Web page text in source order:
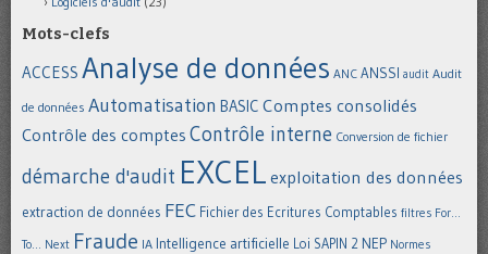
Mots-clefs
ACCESS Analyse de données ANC ANSSI audit Audit
de données Automatisation BASIC Comptes consolidés
Contrôle des comptes Contrôle interne Conversion de fichier
démarche d'audit EXCEL exploitation des données
extraction de données FEC Fichier des Ecritures Comptables filtres For...
To... Next Fraude IA Intelligence artificielle Loi SAPIN 2 NEP Normes